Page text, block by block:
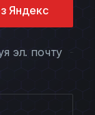
Яндекс
эл. почту